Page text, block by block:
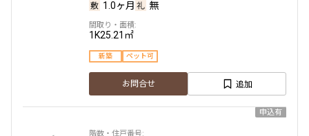
1.0ヶ月 無
1K25.21㎡
新築 ペット可
お問合せ 追加
申込有